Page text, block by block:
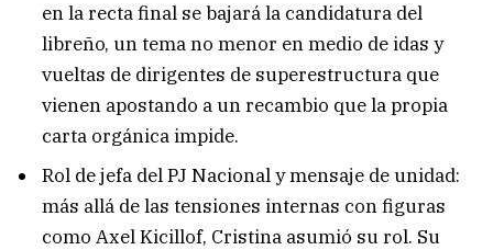
en la recta final se bajará la candidatura del
libreño, un tema no menor en medio de idas y
vueltas de dirigentes de superestructura que
vienen apostando a un recambio que la propia
carta orgánica impide.
Rol de jefa del PJ Nacional y mensaje de unidad:
más allá de las tensiones internas con figuras
como Axel Kicillof, Cristina asumió su rol. Su